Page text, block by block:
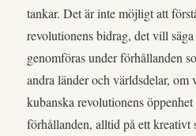
tankar. Det är inte möjligt att
revolutionens bidrag, det vill
genomföras under förhållanden
andra länder och världsdelar, om
kubanska revolutionens
förhållanden, alltid på ett kreativt